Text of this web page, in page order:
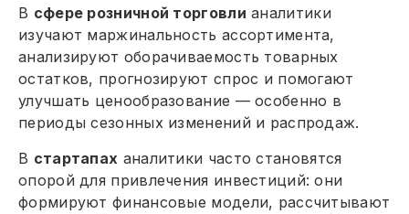
В сфере розничной торговли аналитики
изучают маржинальность ассортимента,
анализируют оборачиваемость товарных
остатков, прогнозируют спрос и помогают
улучшать ценообразование — особенно в
периоды сезонных изменений и распродаж.
В стартапах аналитики часто становятся
опорой для привлечения инвестиций: они
формируют финансовые модели, рассчитывают